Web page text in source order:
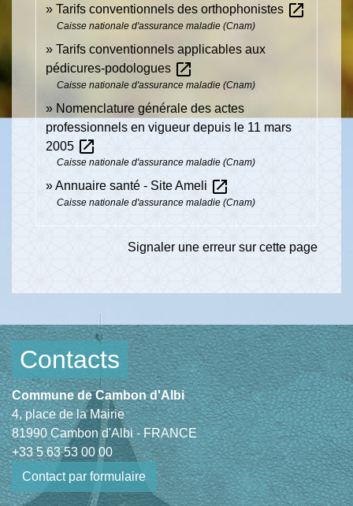
Tarifs conventionnels des orthophonistes open_in_new
Caisse nationale d'assurance maladie (Cnam)
Tarifs conventionnels applicables aux
pédicures-podologues open_in_new
Caisse nationale d'assurance maladie (Cnam)
Nomenclature générale des actes
professionnels en vigueur depuis le 11 mars
2005 open_in_new
Caisse nationale d'assurance maladie (Cnam)
Annuaire santé - Site Ameli open_in_new
Caisse nationale d'assurance maladie (Cnam)
Signaler une erreur sur cette page
Contacts
Commune de Cambon d'Albi
4, place de la Mairie
81990 Cambon d'Albi - FRANCE
+33 5 63 53 00 00
Contact par formulaire